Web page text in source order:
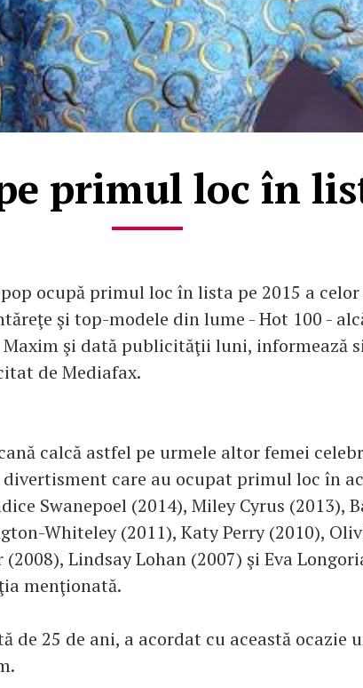
primul loc în
ocupă primul loc în lista pe 2015 a
şi top-modele din lume - Hot 100 -
Maxim şi dată publicităţii luni, informează
de Mediafax.
calcă astfel pe urmele altor femei
care au ocupat primul loc în
Swanepoel (2014), Miley Cyrus (2013),
Whiteley (2011), Katy Perry (2010),
Lindsay Lohan (2007) şi Eva
menţionată.
de 25 de ani, a acordat cu această ocazie